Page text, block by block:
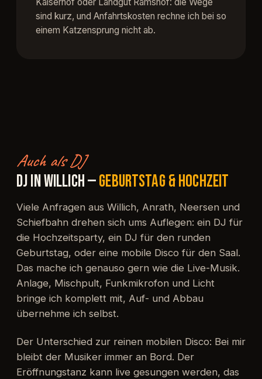
sind kurz, und Anfahrtskosten rechne ich bei so
einem Katzensprung nicht ab.
Auch als DJ
DJ IN WILLICH —GEBURTSTAG & HOCHZEIT
Viele Anfragen aus Willich, Anrath, Neersen und
Schiefbahn drehen sich ums Auflegen: ein DJ für
die Hochzeitsparty, ein DJ für den runden
Geburtstag, oder eine mobile Disco für den Saal.
Das mache ich genauso gern wie die Live-Musik.
Anlage, Mischpult, Funkmikrofon und Licht
bringe ich komplett mit, Auf- und Abbau
übernehme ich selbst.
Der Unterschied zur reinen mobilen Disco: Bei mir
bleibt der Musiker immer an Bord. Der
Eröffnungstanz kann live gesungen werden, das